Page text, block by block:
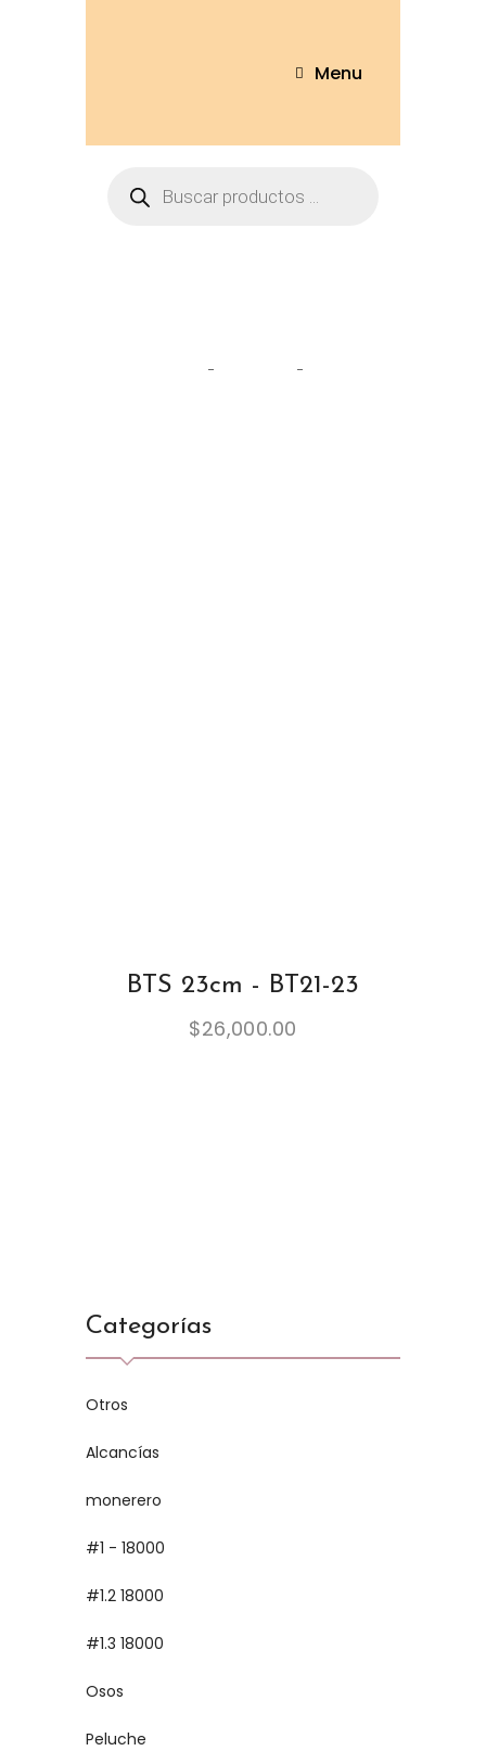
Menu
BTS 23cm - BT21-23
$26,000.00
Categorías
Otros
Alcancías
monerero
#1 - 18000
#1.2 18000
#1.3 18000
Osos
Peluche